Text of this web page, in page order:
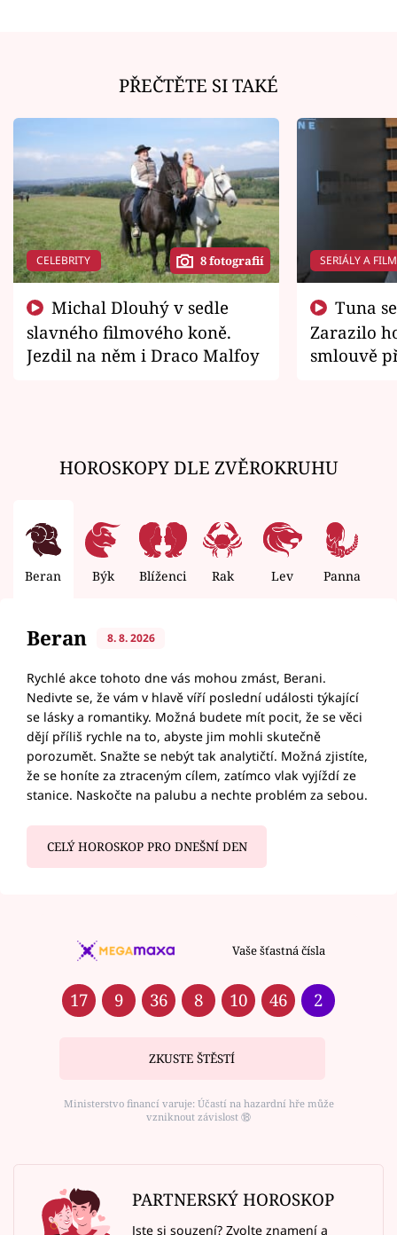
PŘEČTĚTE SI TAKÉ
CELEBRITY 8 fotografií
slavného filmového koně.
Jezdil na něm i Draco Malfoy
SERIÁLY A
Zarazilo
smlouvě
HOROSKOPY DLE ZVĚROKRUHU
Beran Býk Blíženci Rak Lev Panna
Beran 8. 8. 2026
Rychlé akce tohoto dne vás mohou zmást, Berani.
Nedivte se, že vám v hlavě víří poslední události týkající
se lásky a romantiky. Možná budete mít pocit, že se věci
dějí příliš rychle na to, abyste jim mohli skutečně
porozumět. Snažte se nebýt tak analytičtí. Možná zjistíte,
že se honíte za ztraceným cílem, zatímco vlak vyjíždí ze
stanice. Naskočte na palubu a nechte problém za sebou.
CELÝ HOROSKOP PRO DNEŠNÍ DEN
Vaše šťastná čísla
17 9 36 8 10 46 2
ZKUSTE ŠTĚSTÍ
Ministerstvo financí varuje: Účastí na hazardní hře může
vzniknout závislost ⑱
PARTNERSKÝ HOROSKOP
Jste si souzení? Zvolte znamení a